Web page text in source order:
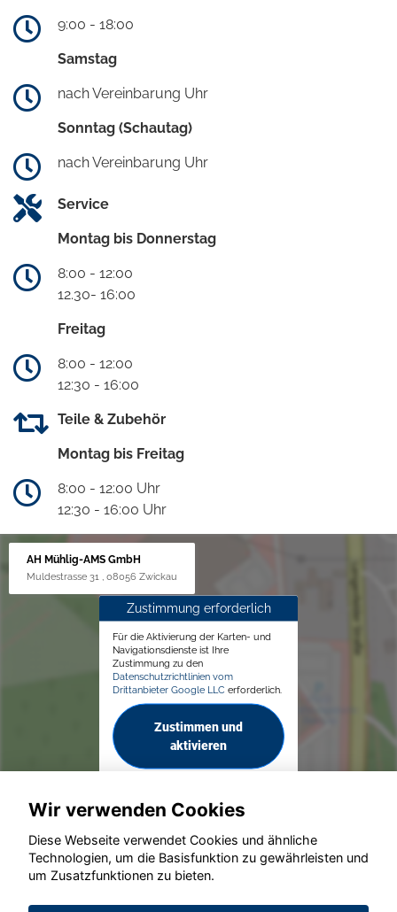
9:00 - 18:00
Samstag
nach Vereinbarung Uhr
Sonntag (Schautag)
nach Vereinbarung Uhr
Service
Montag bis Donnerstag
8:00 - 12:00
12.30- 16:00
Freitag
8:00 - 12:00
12:30 - 16:00
Teile & Zubehör
Montag bis Freitag
8:00 - 12:00 Uhr
12:30 - 16:00 Uhr
AH Mühlig-AMS GmbH
Muldestrasse 31 , 08056 Zwickau
Zustimmung erforderlich
Für die Aktivierung der Karten- und
Navigationsdienste ist Ihre
Zustimmung zu den
Datenschutzrichtlinien vom
Drittanbieter Google LLC erforderlich.
Zustimmen und
aktivieren
© konjunkturmotor.de GmbH 2020 - 2026
Wir verwenden Cookies
Diese Webseite verwendet Cookies und ähnliche
Technologien, um die Basisfunktion zu gewährleisten und
um Zusatzfunktionen zu bieten.